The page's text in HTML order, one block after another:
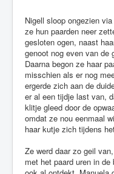
Nigell sloop ongezien
ze hun paarden neer
gesloten ogen, naast
genoot nog even van de
Daarna begon ze haar
misschien als er nog
ergerde zich aan de
er al een tijdje last van,
klitje gleed door de
omdat ze nou eenmaal
haar kutje zich tijdens
Ze werd daar zo geil
met het paard uren in